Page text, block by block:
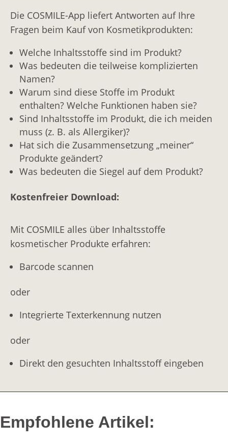
Die COSMILE-App liefert Antworten auf Ihre
Fragen beim Kauf von Kosmetikprodukten:
Welche Inhaltsstoffe sind im Produkt?
Was bedeuten die teilweise komplizierten
Namen?
Warum sind diese Stoffe im Produkt
enthalten? Welche Funktionen haben sie?
Sind Inhaltsstoffe im Produkt, die ich meiden
muss (z. B. als Allergiker)?
Hat sich die Zusammensetzung „meiner“
Produkte geändert?
Was bedeuten die Siegel auf dem Produkt?
Kostenfreier Download:
Mit COSMILE alles über Inhaltsstoffe
kosmetischer Produkte erfahren:
Barcode scannen
oder
Integrierte Texterkennung nutzen
oder
Direkt den gesuchten Inhaltsstoff eingeben
Empfohlene Artikel: